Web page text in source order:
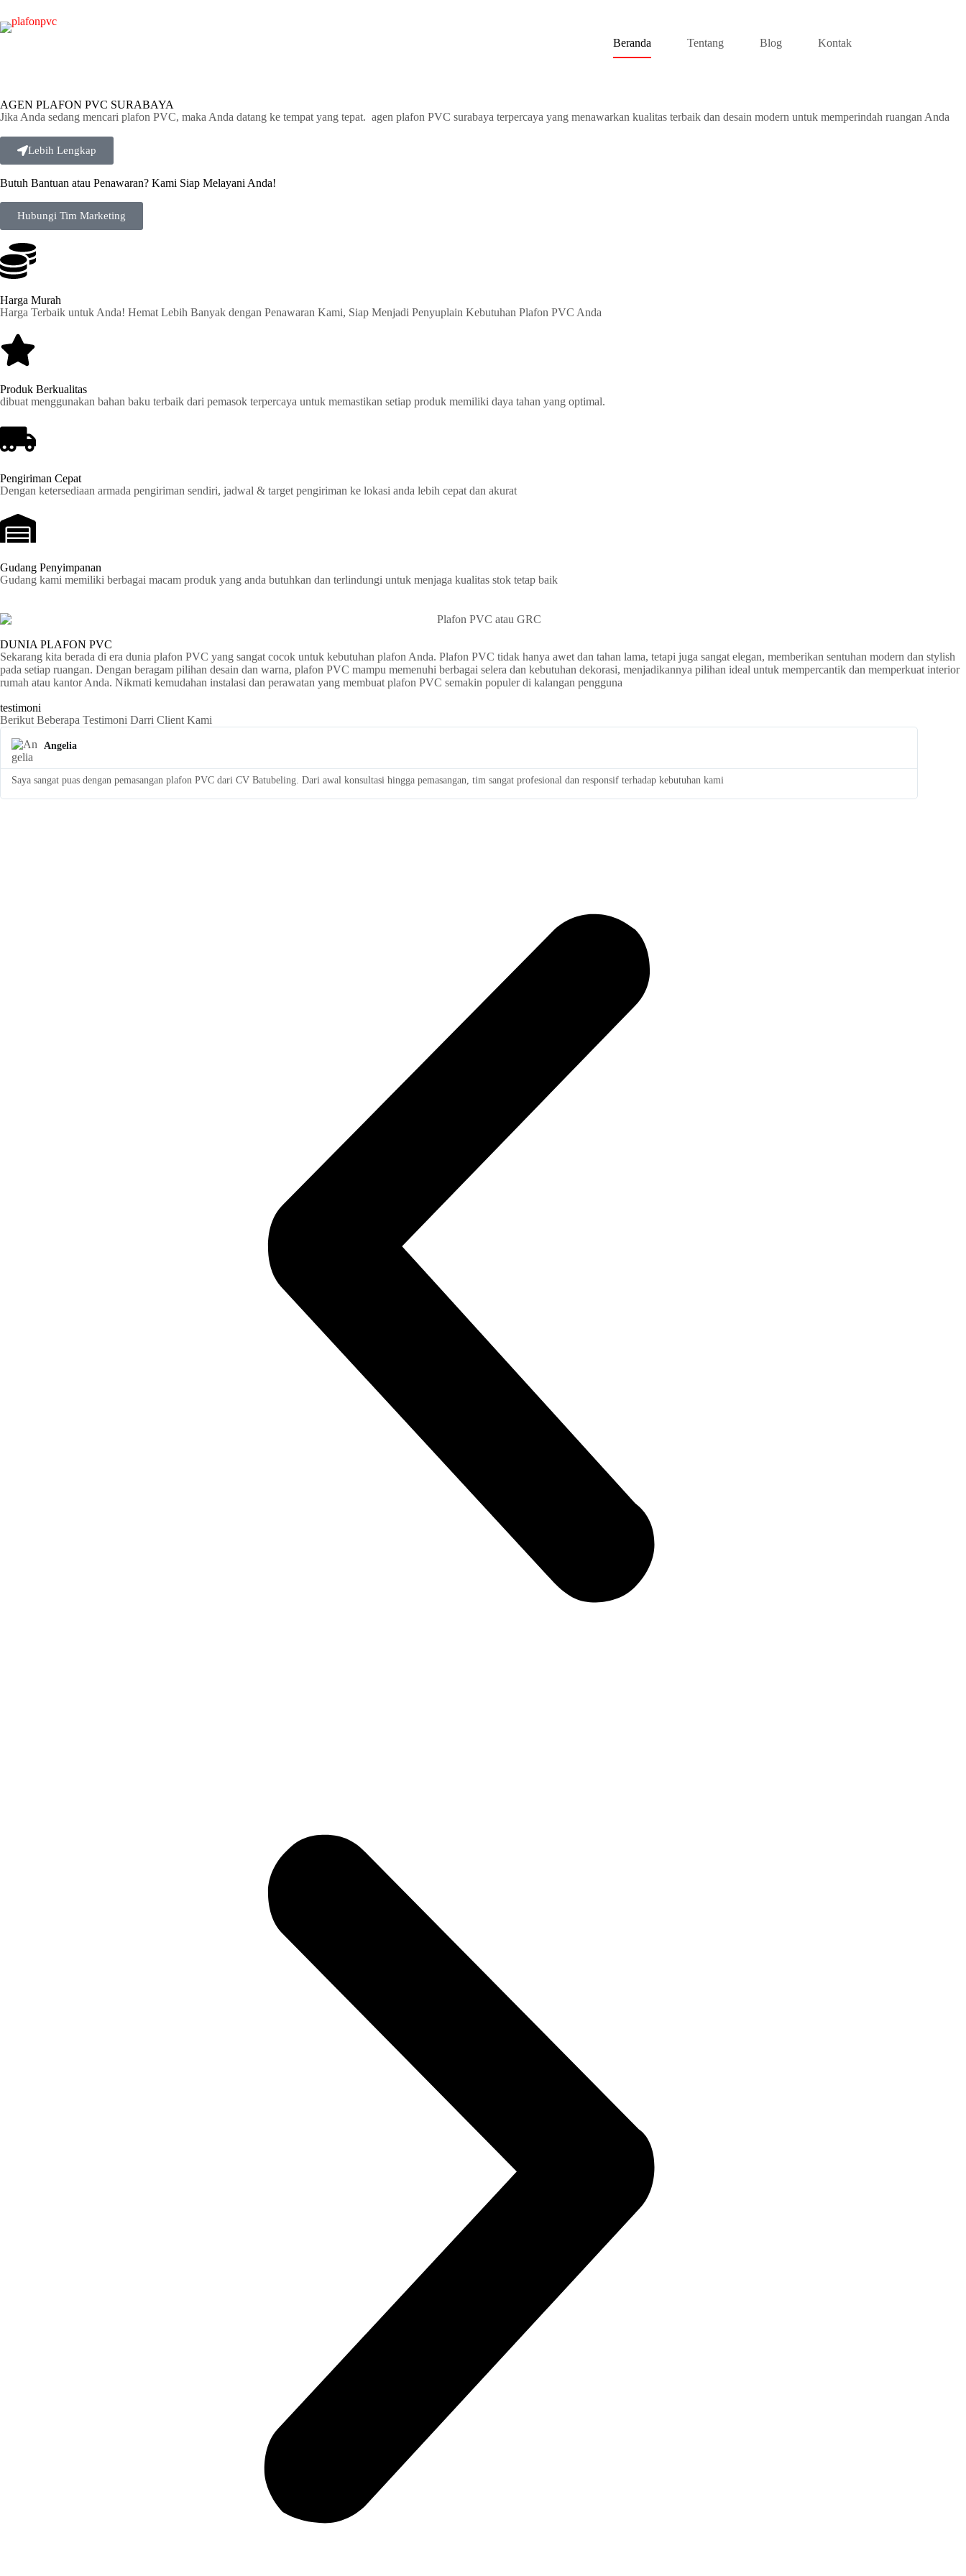
Beranda Tentang Blog Kontak
AGEN PLAFON PVC SURABAYA
Jika Anda sedang mencari plafon PVC, maka Anda datang ke tempat yang tepat. agen plafon PVC surabaya terpercaya yang menawarkan kualitas terbaik dan desain modern untuk memperindah ruangan Anda
Lebih Lengkap
Butuh Bantuan atau Penawaran? Kami Siap Melayani Anda!
Hubungi Tim Marketing
Harga Murah
Harga Terbaik untuk Anda! Hemat Lebih Banyak dengan Penawaran Kami, Siap Menjadi Penyuplain Kebutuhan Plafon PVC Anda
Produk Berkualitas
dibuat menggunakan bahan baku terbaik dari pemasok terpercaya untuk memastikan setiap produk memiliki daya tahan yang optimal.
Pengiriman Cepat
Dengan ketersediaan armada pengiriman sendiri, jadwal & target pengiriman ke lokasi anda lebih cepat dan akurat
Gudang Penyimpanan
Gudang kami memiliki berbagai macam produk yang anda butuhkan dan terlindungi untuk menjaga kualitas stok tetap baik
DUNIA PLAFON PVC
Sekarang kita berada di era dunia plafon PVC yang sangat cocok untuk kebutuhan plafon Anda. Plafon PVC tidak hanya awet dan tahan lama, tetapi juga sangat elegan, memberikan sentuhan modern dan stylish
pada setiap ruangan. Dengan beragam pilihan desain dan warna, plafon PVC mampu memenuhi berbagai selera dan kebutuhan dekorasi, menjadikannya pilihan ideal untuk mempercantik dan memperkuat interior
rumah atau kantor Anda. Nikmati kemudahan instalasi dan perawatan yang membuat plafon PVC semakin populer di kalangan pengguna
testimoni
Berikut Beberapa Testimoni Darri Client Kami
Angelia
Saya sangat puas dengan pemasangan plafon PVC dari CV Batubeling. Dari awal konsultasi hingga pemasangan, tim sangat profesional dan responsif terhadap kebutuhan kami